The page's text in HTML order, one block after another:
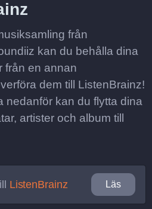
från
kan du behålla dina
från en annan
dem till ListenBrainz!
nedanför kan du flytta dina
artister och album till
ListenBrainz Läs